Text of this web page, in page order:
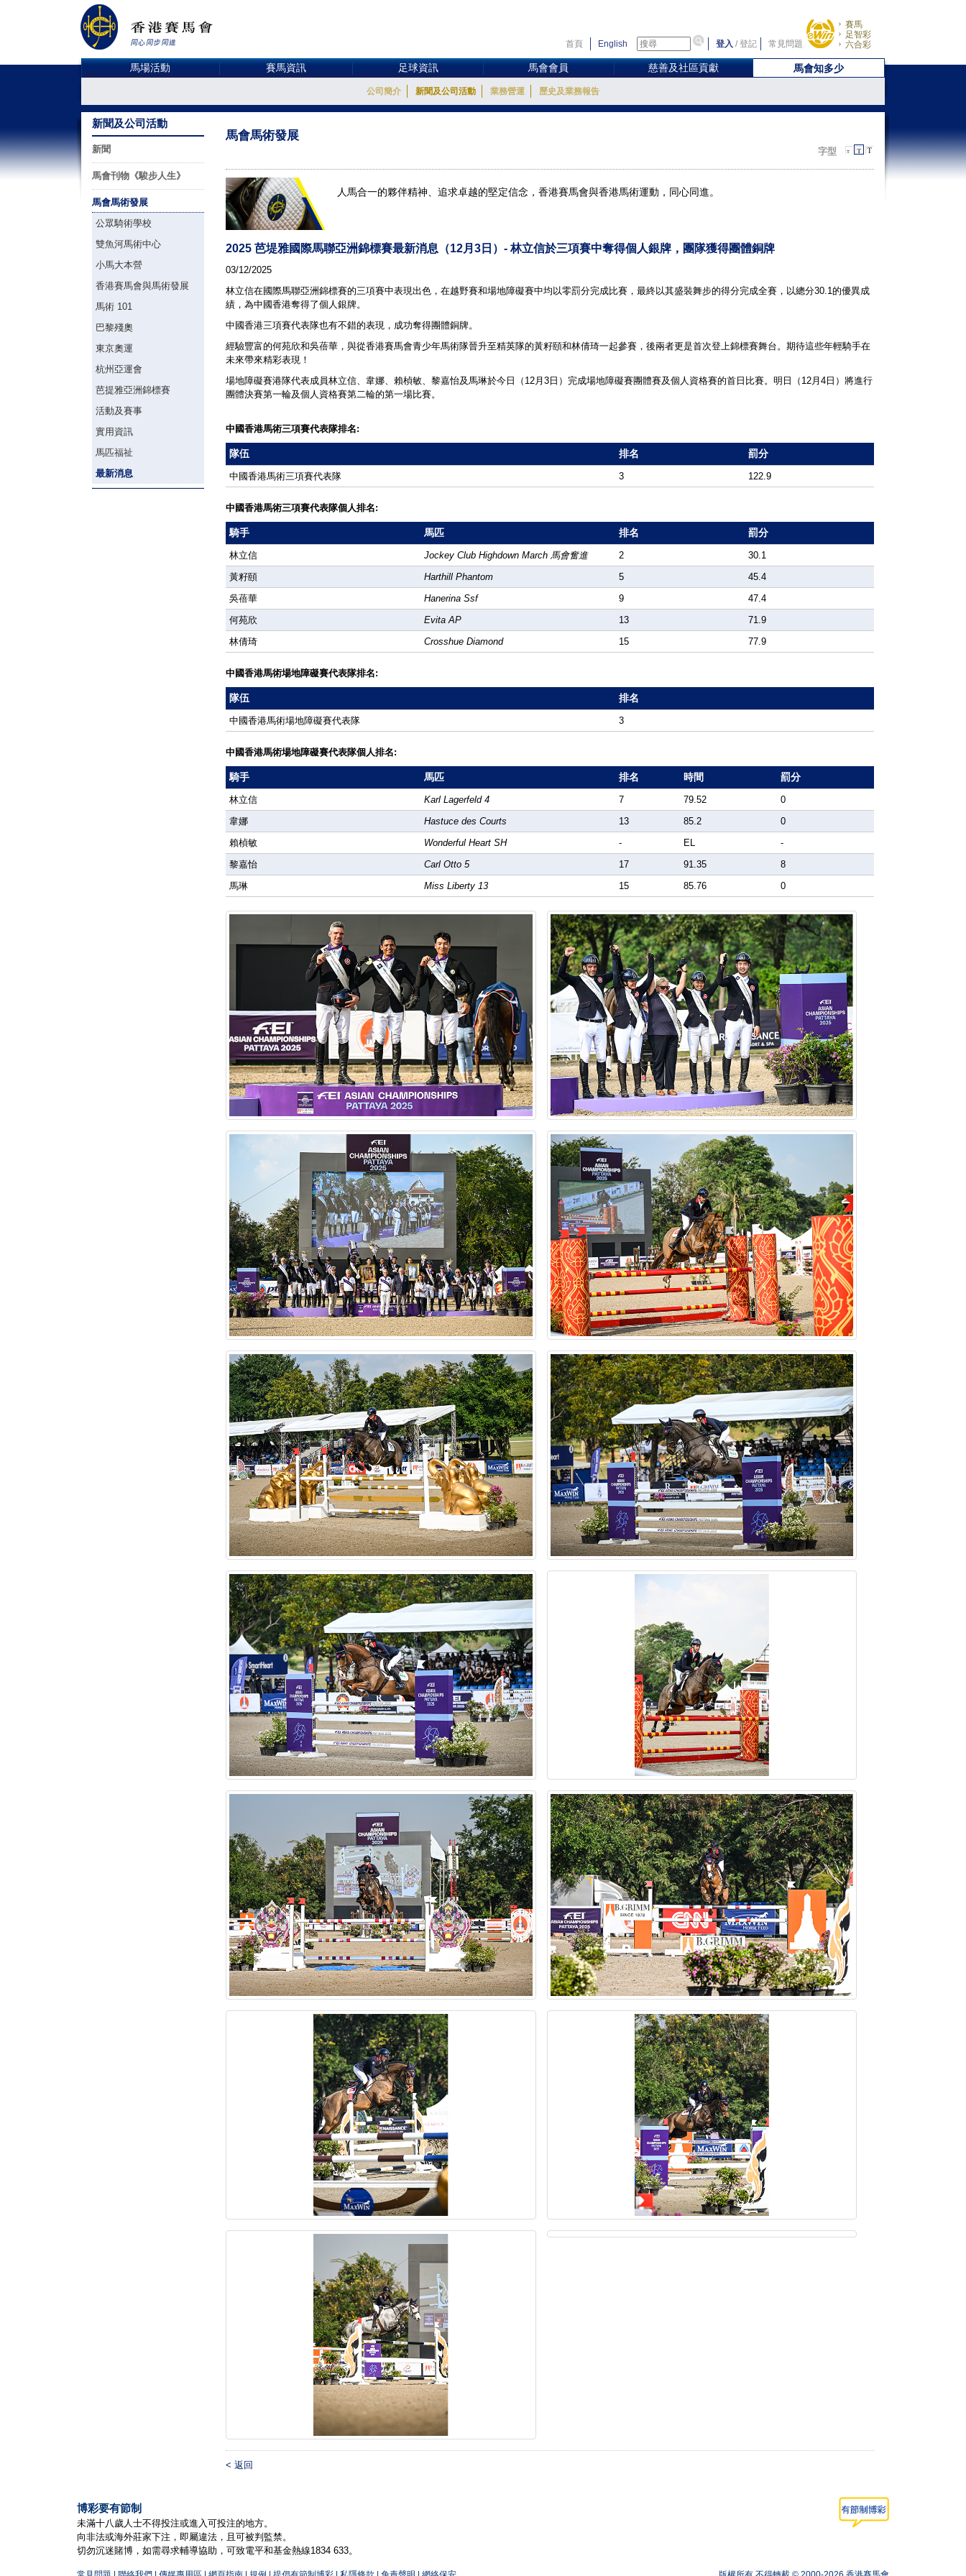
首頁 English 登入 /登記 常見問題
賽馬
足智彩
六合彩
馬場活動 賽馬資訊 足球資訊 馬會會員 慈善及社區貢獻 馬會知多少
公司簡介 新聞及公司活動 業務營運 歷史及業務報告
新聞及公司活動
新聞
馬會刊物《駿步人生》
馬會馬術發展
公眾騎術學校
雙魚河馬術中心
小馬大本營
香港賽馬會與馬術發展
馬術 101
巴黎殘奧
東京奧運
杭州亞運會
芭提雅亞洲錦標賽
活動及賽事
實用資訊
馬匹福祉
最新消息
馬會馬術發展
字型
人馬合一的夥伴精神、追求卓越的堅定信念，香港賽馬會與香港馬術運動，同心同進。
2025 芭堤雅國際馬聯亞洲錦標賽最新消息（12月3日）- 林立信於三項賽中奪得個人銀牌，團隊獲得團體銅牌
03/12/2025
林立信在國際馬聯亞洲錦標賽的三項賽中表現出色，在越野賽和場地障礙賽中均以零罰分完成比賽，最終以其盛裝舞步的得分完成全賽，以總分30.1的優異成
績，為中國香港奪得了個人銀牌。
中國香港三項賽代表隊也有不錯的表現，成功奪得團體銅牌。
經驗豐富的何苑欣和吳蓓華，與從香港賽馬會青少年馬術隊晉升至精英隊的黃籽頤和林倩琦一起參賽，後兩者更是首次登上錦標賽舞台。期待這些年輕騎手在
未來帶來精彩表現！
場地障礙賽港隊代表成員林立信、韋娜、賴楨敏、黎嘉怡及馬琳於今日（12月3日）完成場地障礙賽團體賽及個人資格賽的首日比賽。明日（12月4日）將進行
團體決賽第一輪及個人資格賽第二輪的第一場比賽。
中國香港馬術三項賽代表隊排名:
隊伍 排名 罰分
中國香港馬術三項賽代表隊 3 122.9
中國香港馬術三項賽代表隊個人排名:
騎手 馬匹 排名 罰分
林立信 Jockey Club Highdown March 馬會奮進 2
30.1
黃籽頤
Harthill Phantom 5
45.4
吳蓓華
Hanerina Ssf 9
47.4
何苑欣
Evita AP 13
71.9
林倩琦
Crosshue Diamond 15 77.9
中國香港馬術場地障礙賽代表隊排名:
隊伍 排名
中國香港馬術場地障礙賽代表隊 3
中國香港馬術場地障礙賽代表隊個人排名:
騎手 馬匹 排名 時間 罰分
林立信 Karl Lagerfeld 4 7 79.52
0
韋娜
Hastuce des Courts 13 85.2
0
賴楨敏
Wonderful Heart SH - EL
-
黎嘉怡
Carl Otto 5 17 91.35
8
馬琳
Miss Liberty 13 15 85.76 0
< 返回
博彩要有節制
未滿十八歲人士不得投注或進入可投注的地方。
向非法或海外莊家下注，即屬違法，且可被判監禁。
切勿沉迷賭博，如需尋求輔導協助，可致電平和基金熱線1834 633。